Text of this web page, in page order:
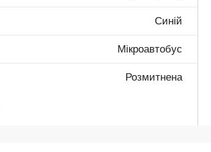
Синій
Мікроавтобус
Розмитнена